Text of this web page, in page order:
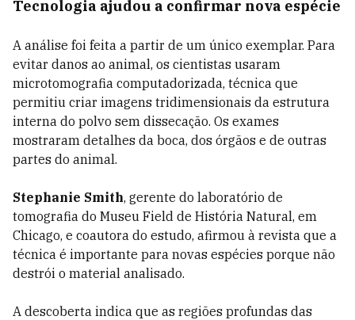
Tecnologia ajudou a confirmar nova espécie
A análise foi feita a partir de um único exemplar. Para
evitar danos ao animal, os cientistas usaram
microtomografia computadorizada, técnica que
permitiu criar imagens tridimensionais da estrutura
interna do polvo sem dissecação. Os exames
mostraram detalhes da boca, dos órgãos e de outras
partes do animal.
Stephanie Smith, gerente do laboratório de
tomografia do Museu Field de História Natural, em
Chicago, e coautora do estudo, afirmou à revista que a
técnica é importante para novas espécies porque não
destrói o material analisado.
A descoberta indica que as regiões profundas das